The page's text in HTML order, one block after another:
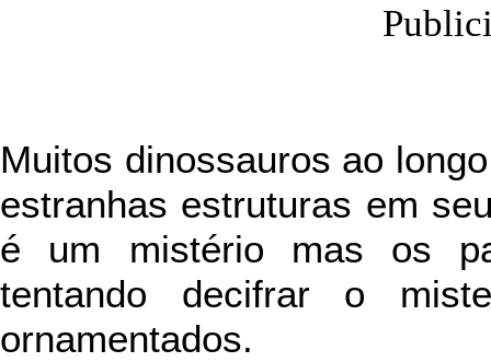
Muitos dinossauros ao
estranhas estruturas em
é um mistério mas os
tentando decifrar o
ornamentados.